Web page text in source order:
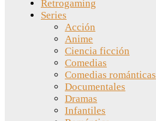
Retrogaming
Series
Acción
Anime
Ciencia ficción
Comedias
Comedias románticas
Documentales
Dramas
Infantiles